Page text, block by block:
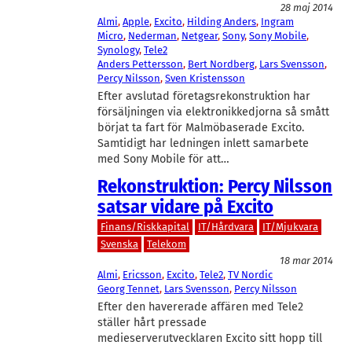
28 maj 2014
Almi, Apple, Excito, Hilding Anders, Ingram
Micro, Nederman, Netgear, Sony, Sony Mobile
Synology, Tele2
Anders Pettersson, Bert Nordberg, Lars Svensson
Percy Nilsson, Sven Kristensson
Efter avslutad företagsrekonstruktion har
försäljningen via elektronikkedjorna så smått
börjat ta fart för Malmöbaserade Excito.
Samtidigt har ledningen inlett samarbete
med Sony Mobile för att…
Rekonstruktion: Percy Nilsson
satsar vidare på Excito
Finans/Riskkapital IT/Hårdvara
IT/Mjukvara
Svenska
Telekom
18 mar 2014
Almi, Ericsson, Excito, Tele2, TV Nordic
Georg Tennet, Lars Svensson, Percy Nilsson
Efter den havererade affären med Tele2
ställer hårt pressade
medieserverutvecklaren Excito sitt hopp till